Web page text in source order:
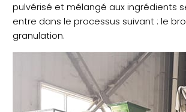
pulvérisé et mélangé aux ingrédients
entre dans le processus suivant : le
granulation.